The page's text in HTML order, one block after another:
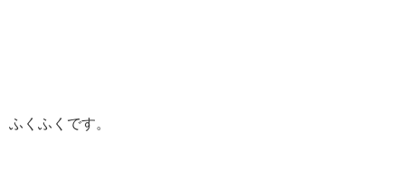
ふくふくです。